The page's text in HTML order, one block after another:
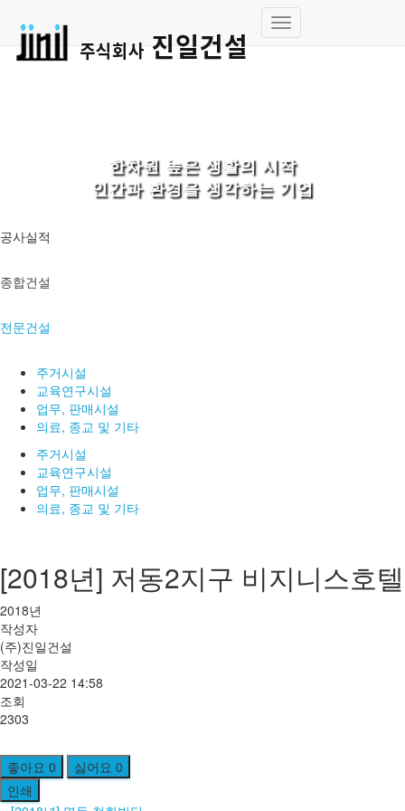
내
한차원 높은 생활의 시작
인간과 환경을 생각하는 기업
공사실적
종합건설
전문건설
주거시설
교육연구시설
업무, 판매시설
의료, 종교 및 기타
주거시설
교육연구시설
업무, 판매시설
의료, 종교 및 기타
[2018년] 저동2지구 비지니스호텔
2018년
작성자
(주)진일건설
작성일
2021-03-22 14:58
조회
2303
좋아요 0 싫어요 0
인쇄